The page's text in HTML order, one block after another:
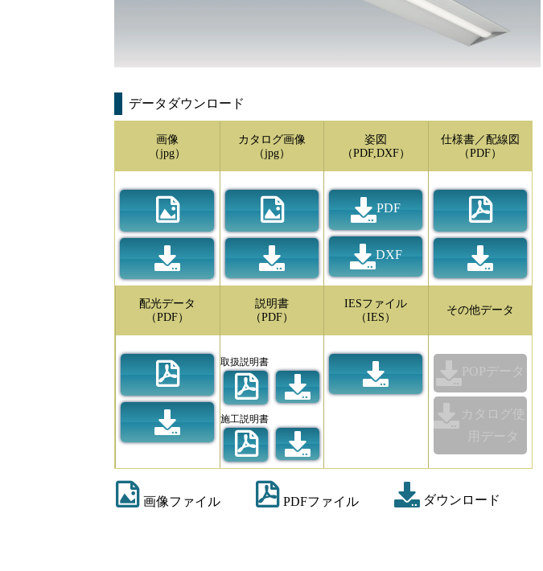
データダウンロード
画像
（jpg）
カタログ画像
（jpg）
姿図
（PDF,DXF）
PDF
DXF
仕様書／配線図
（PDF）
配光データ
（PDF）
説明書
（PDF）
取扱説明書
施工説明書
IESファイル
（IES）
その他データ
POPデータ
カタログ使
用データ
画像ファイル PDFファイル ダウンロード